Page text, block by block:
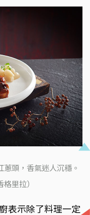
蔥頭，香氣迷人沉穩。
里拉）
表示除了料理一定